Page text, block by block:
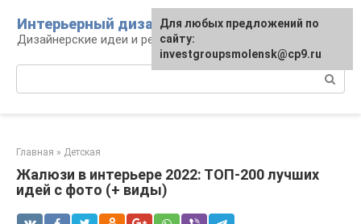
контенту
Интерьерный дизайн
Дизайнерские идеи и решения
Главная » Детская
Жалюзи в интерьере 2022: ТОП-200 лучших
идей с фото (+ виды)
Для любых предложений по
сайту:
investgroupsmolensk@cp9.ru